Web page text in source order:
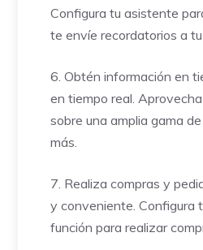
Configura tu asistente
te envíe recordatorios a
6. Obtén información en
en tiempo real.
sobre una amplia gama
más.
7. Realiza compras y
y conveniente. Configura
función para realizar